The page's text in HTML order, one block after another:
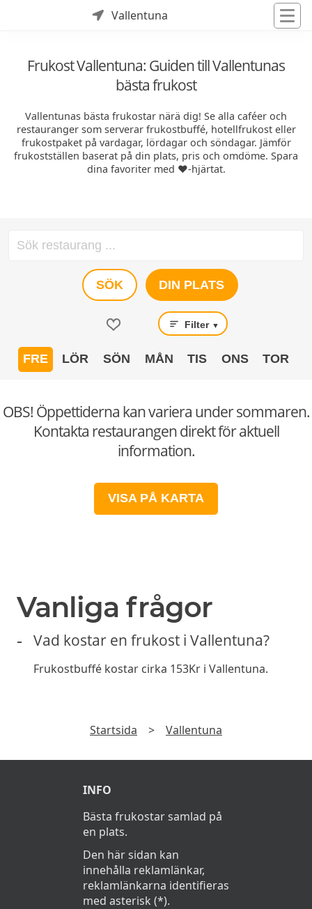
Vallentuna
Frukost Vallentuna: Guiden till Vallentunas
bästa frukost
Vallentunas bästa frukostar närä dig! Se alla caféer och
restauranger som serverar frukostbuffé, hotellfrukost eller
frukostpaket på vardagar, lördagar och söndagar. Jämför
frukostställen baserat på din plats, pris och omdöme. Spara
dina favoriter med ❤️-hjärtat.
SÖK DIN PLATS
Filter ▼
FRE LÖR SÖN MÅN TIS ONS TOR
OBS! Öppettiderna kan variera under sommaren.
Kontakta restaurangen direkt för aktuell
information.
VISA PÅ KARTA
Vanliga frågor
Vad kostar en frukost i Vallentuna?
Frukostbuffé kostar cirka 153Kr i Vallentuna.
Startsida > Vallentuna
INFO
Bästa frukostar samlad på
en plats.
Den här sidan kan
innehålla reklamlänkar,
reklamlänkarna identifieras
med asterisk (*).